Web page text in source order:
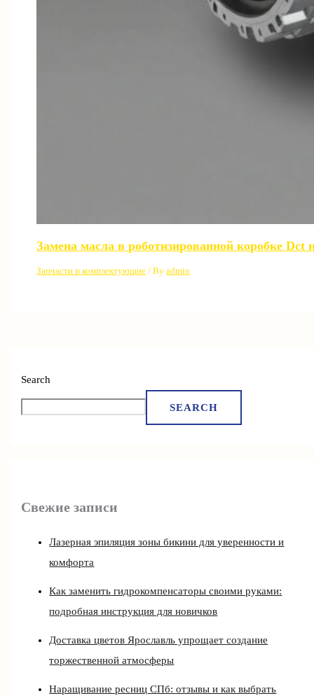
Search
SEARCH
Свежие записи
Лазерная эпиляция зоны бикини для уверенности и
комфорта
Как заменить гидрокомпенсаторы своими руками:
подробная инструкция для новичков
Доставка цветов Ярославль упрощает создание
торжественной атмосферы
Наращивание ресниц СПб: отзывы и как выбрать
Замена масла в роботизированной коробке
Запчасти и комплектующие / Byadmin